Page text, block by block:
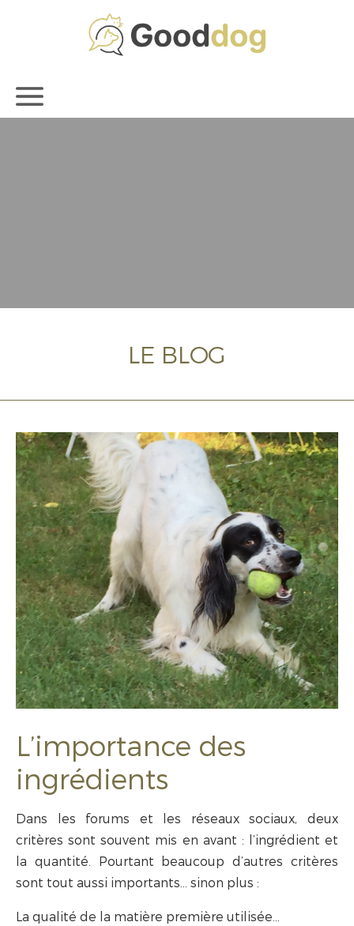
LE BLOG
L’importance des
ingrédients
Dans les forums et les réseaux sociaux, deux
critères sont souvent mis en avant : l’ingrédient et
la quantité. Pourtant beaucoup d’autres critères
sont tout aussi importants… sinon plus :
La qualité de la matière première utilisée…